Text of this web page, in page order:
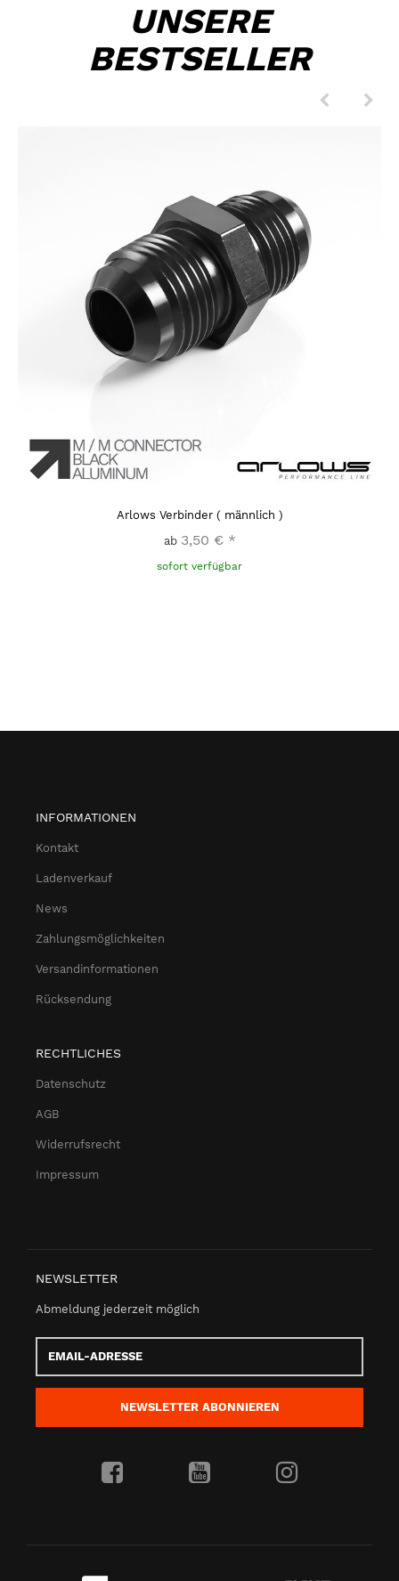
UNSERE
BESTSELLER
Arlows Verbinder ( männlich )
ab 3,50 € *
sofort verfügbar
INFORMATIONEN
Kontakt
Ladenverkauf
News
Zahlungsmöglichkeiten
Versandinformationen
Rücksendung
RECHTLICHES
Datenschutz
AGB
Widerrufsrecht
Impressum
NEWSLETTER
Abmeldung jederzeit möglich
Adresse
NEWSLETTER ABONNIEREN